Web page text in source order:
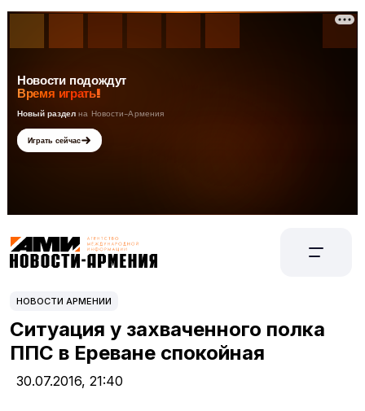
НОВОСТИ АРМЕНИИ
Ситуация у захваченного полка
ППС в Ереване спокойная
30.07.2016, 21:40